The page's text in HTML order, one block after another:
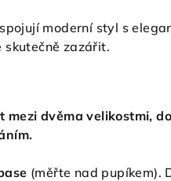
moderní styl s
skutečně zazářit.
mezi dvěma velikostmi,
(měřte nad pupíkem).